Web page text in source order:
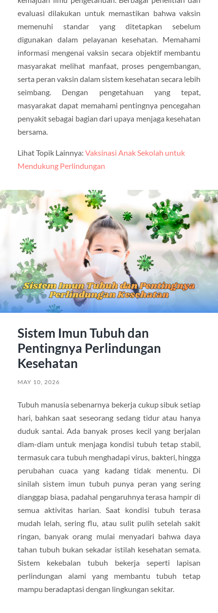
evaluasi dilakukan untuk memastikan bahwa vaksin
memenuhi standar yang ditetapkan sebelum
digunakan dalam pelayanan kesehatan. Memahami
informasi mengenai vaksin secara objektif membantu
masyarakat melihat manfaat, proses pengembangan,
serta peran vaksin dalam sistem kesehatan secara lebih
seimbang. Dengan pengetahuan yang tepat,
masyarakat dapat memahami pentingnya pencegahan
penyakit sebagai bagian dari upaya menjaga kesehatan
bersama.
Lihat Topik Lainnya: Vaksinasi Anak Sekolah untuk
Mendukung Perlindungan
Sistem Imun Tubuh dan
Pentingnya Perlindungan
Kesehatan
MAY 10, 2026
Tubuh manusia sebenarnya bekerja cukup sibuk setiap
hari, bahkan saat seseorang sedang tidur atau hanya
duduk santai. Ada banyak proses kecil yang berjalan
diam-diam untuk menjaga kondisi tubuh tetap stabil,
termasuk cara tubuh menghadapi virus, bakteri, hingga
perubahan cuaca yang kadang tidak menentu. Di
sinilah sistem imun tubuh punya peran yang sering
dianggap biasa, padahal pengaruhnya terasa hampir di
semua aktivitas harian. Saat kondisi tubuh terasa
mudah lelah, sering flu, atau sulit pulih setelah sakit
ringan, banyak orang mulai menyadari bahwa daya
tahan tubuh bukan sekadar istilah kesehatan semata.
Sistem kekebalan tubuh bekerja seperti lapisan
perlindungan alami yang membantu tubuh tetap
mampu beradaptasi dengan lingkungan sekitar.